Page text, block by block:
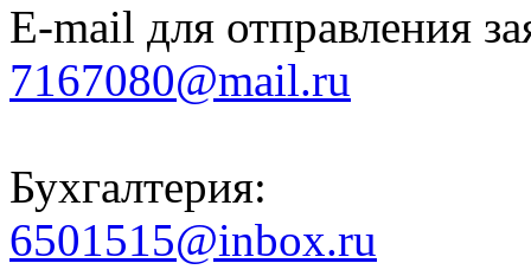
E-mail для отправления
7167080@mail.ru
Бухгалтерия:
6501515@inbox.ru